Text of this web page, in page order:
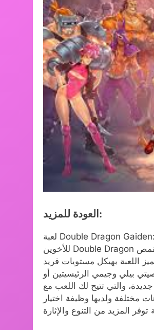
العودة للمزيد:
لعبة Double Dragon Gaiden: Rise Of The Dragons – Sacred Reunion ستأخذ اللاعبين إلى البدايات الأولى
للأخوين Double Dragon في قصة بديلة، حيث يقاتلون أعداء جدد ومألوفين في نسخة جديدة من لعبة تقمص
اللعبة بهيكل مستويات فريد
بيلي وجيمي الرئيسيتين أو
والتي تتيح لك اللعب مع
ولديها وظيفة اختيار